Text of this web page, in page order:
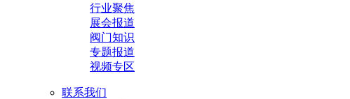
行业聚焦
展会报道
阀门知识
专题报道
视频专区
联系我们